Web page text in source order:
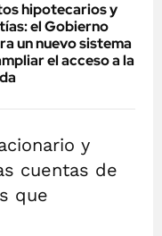
hipotecarios y
el Gobierno
un nuevo sistema
el acceso a la
y
cuentas de
que